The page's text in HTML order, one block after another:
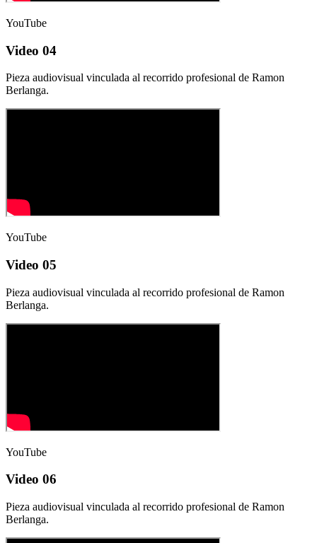
YouTube
Video 04
Pieza audiovisual vinculada al recorrido profesional de Ramon
Berlanga.
YouTube
Video 05
Pieza audiovisual vinculada al recorrido profesional de Ramon
Berlanga.
YouTube
Video 06
Pieza audiovisual vinculada al recorrido profesional de Ramon
Berlanga.